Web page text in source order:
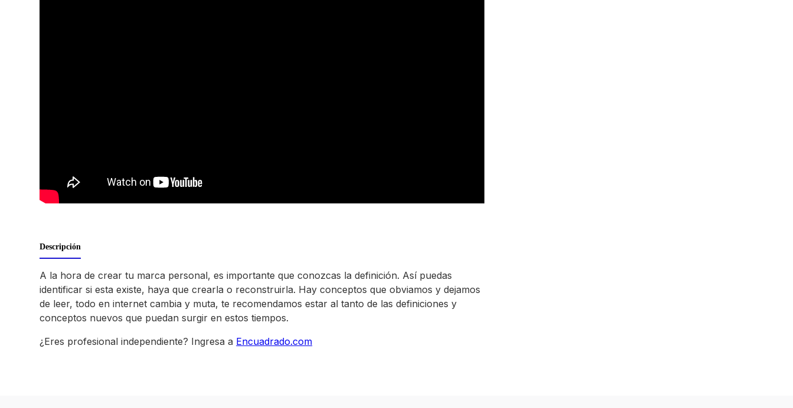
Descripción
A la hora de crear tu marca personal, es importante que conozcas la definición. Así puedas
identificar si esta existe, haya que crearla o reconstruirla. Hay conceptos que obviamos y dejamos
de leer, todo en internet cambia y muta, te recomendamos estar al tanto de las definiciones y
conceptos nuevos que puedan surgir en estos tiempos.
¿Eres profesional independiente? Ingresa a Encuadrado.com